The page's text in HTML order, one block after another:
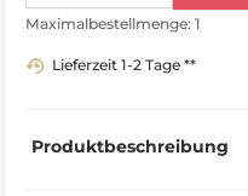
Maximalbestellmenge: 1
Lieferzeit 1-2 Tage **
Produktbeschreibung